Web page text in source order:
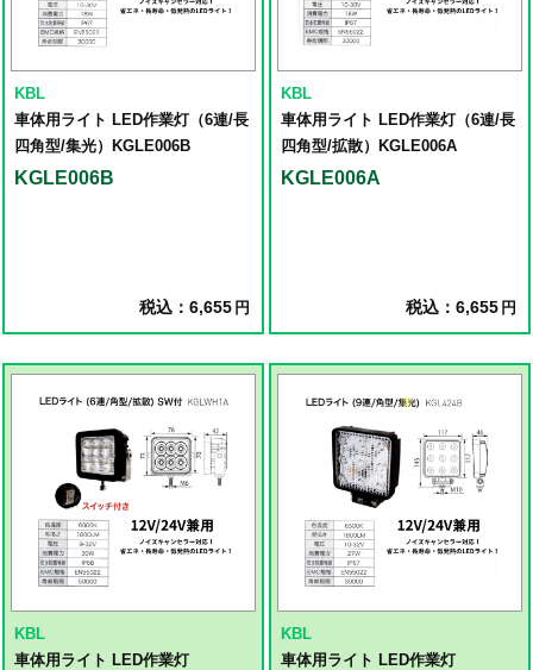
KBL
車体用ライト LED作業灯（6連/長
四角型/集光）KGLE006B
KGLE006B
税込：6,655 円
KBL
車体用ライト LED作業灯（6連/長
四角型/拡散）KGLE006A
KGLE006A
税込：6,655 円
KBL
車体用ライト LED作業灯
KBL
車体用ライト LED作業灯